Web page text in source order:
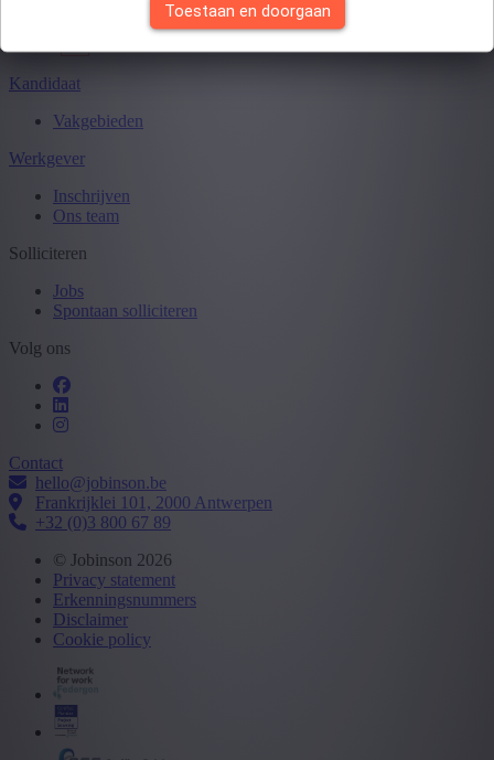
Toestaan en doorgaan
Kandidaat
Vakgebieden
Werkgever
Inschrijven
Ons team
Solliciteren
Jobs
Spontaan solliciteren
Volg ons
Contact
hello@jobinson.be
Frankrijklei 101, 2000 Antwerpen
+32 (0)3 800 67 89
© Jobinson 2026
Privacy statement
Erkenningsnummers
Disclaimer
Cookie policy